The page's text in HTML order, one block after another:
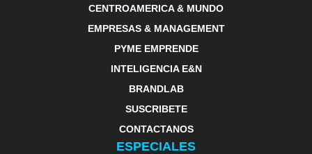
CENTROAMERICA & MUNDO
EMPRESAS & MANAGEMENT
PYME EMPRENDE
INTELIGENCIA E&N
BRANDLAB
SUSCRIBETE
CONTACTANOS
ESPECIALES